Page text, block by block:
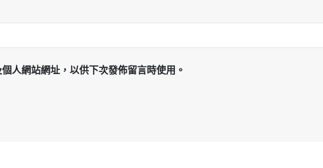
人網站網址，以供下次發佈留言時使用。